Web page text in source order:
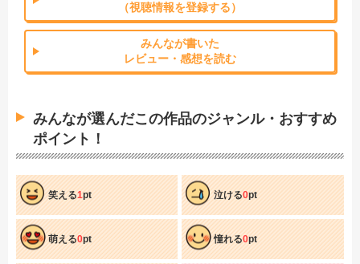
（視聴情報を登録する）
みんなが書いた
レビュー・感想を読む
みんなが選んだこの作品のジャンル・おすすめ
ポイント！
笑える1pt 泣ける0pt
萌える0pt 憧れる0pt